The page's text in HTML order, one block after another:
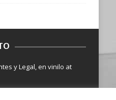
y Legal, en vinilo at